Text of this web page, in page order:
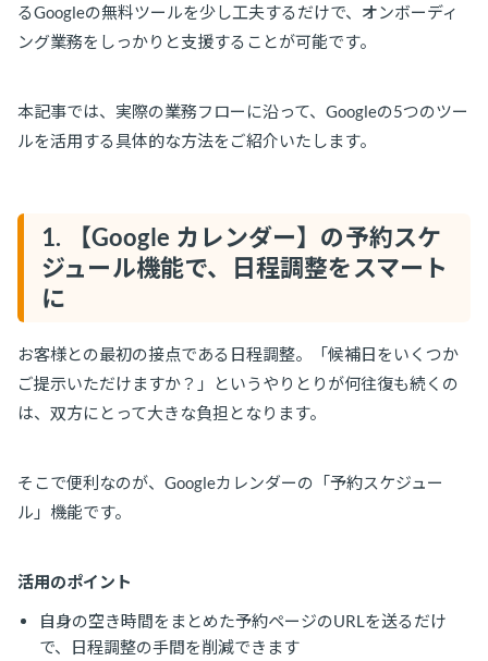
るGoogleの無料ツールを少し工夫するだけで、オンボーディ
ング業務をしっかりと支援することが可能です。
本記事では、実際の業務フローに沿って、Googleの5つのツー
ルを活用する具体的な方法をご紹介いたします。
1. 【Google カレンダー】の予約スケ
ジュール機能で、日程調整をスマート
に
お客様との最初の接点である日程調整。「候補日をいくつか
ご提示いただけますか？」というやりとりが何往復も続くの
は、双方にとって大きな負担となります。
そこで便利なのが、Googleカレンダーの「予約スケジュー
ル」機能です。
活用のポイント
自身の空き時間をまとめた予約ページのURLを送るだけ
で、日程調整の手間を削減できます